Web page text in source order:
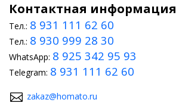
Контактная информация
Тел.: 8 931 111 62 60
Тел.: 8 930 999 28 30
WhatsApp: 8 925 342 95 93
Telegram: 8 931 111 62 60
zakaz@homato.ru